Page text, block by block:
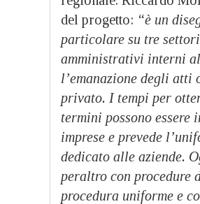
del progetto: “è un
particolare su tre
amministrativi interni
l’emanazione degli atti
privato. I tempi per
termini possono
imprese e prevede
dedicato alle aziende.
peraltro con procedure
procedura uniforme e